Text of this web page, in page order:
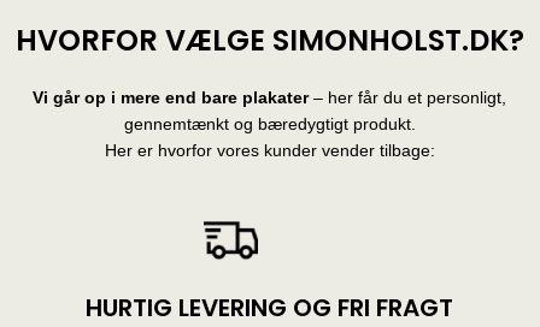
HVORFOR VÆLGE SIMONHOLST.DK?
Vi går op i mere end bare plakater– her får du et personligt,
gennemtænkt og bæredygtigt produkt.
Her er hvorfor vores kunder vender tilbage:
HURTIG LEVERING OG FRI FRAGT